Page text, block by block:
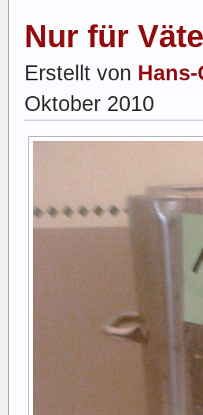
Nur für
Erstellt von
Oktober 2010